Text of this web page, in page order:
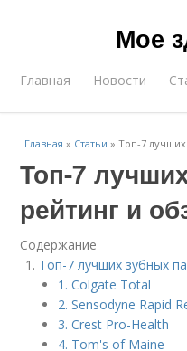
Мое
Главная Новости
Главная » Статьи »Топ-7
Топ-7
рейтинг и
Содержание
Топ-7 лучших зубных
1. Colgate Total
2. Sensodyne Rapid
3. Crest Pro-Health
4. Tom's of Maine